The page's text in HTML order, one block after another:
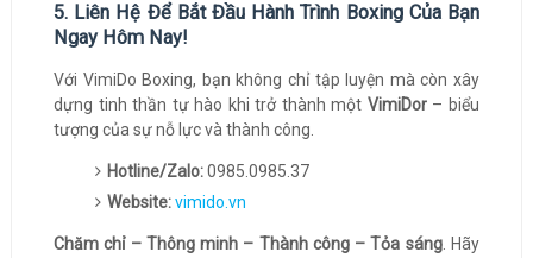
5. Liên Hệ Để Bắt Đầu Hành Trình Boxing Của Bạn
Ngay Hôm Nay!
Với VimiDo Boxing, bạn không chỉ tập luyện mà còn xây
dựng tinh thần tự hào khi trở thành một VimiDor– biểu
tượng của sự nỗ lực và thành công.
Hotline/Zalo:0985.0985.37
Website:vimido.vn
Chăm chỉ – Thông minh – Thành công – Tỏa sáng. Hãy